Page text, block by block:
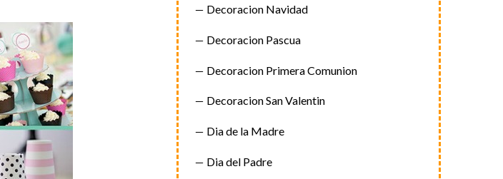
Decoracion Navidad
Decoracion Pascua
Decoracion Primera Comunion
Decoracion San Valentin
Dia de la Madre
Dia del Padre